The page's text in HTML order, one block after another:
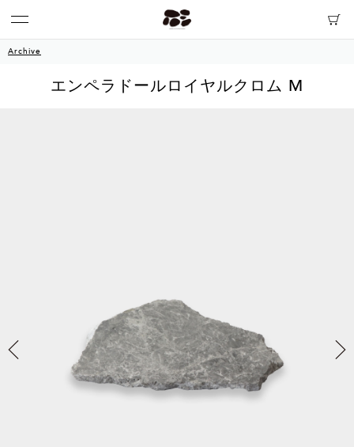
Archive
エンペラドールロイヤルクロム M